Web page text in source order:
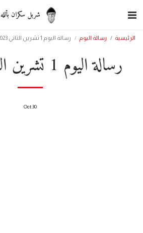
شربل سكران بألله
الرئيسية رسالة اليوم رسالة اليوم 1 تشرين الثاني 2023
رسالة اليوم 1 تشرين الثاني 2023
30
Oct